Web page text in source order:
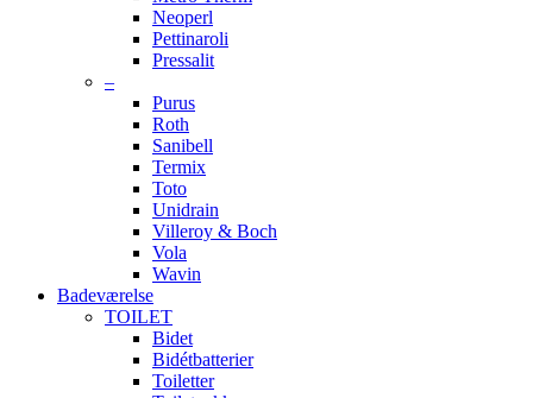
Neoperl
Pettinaroli
Pressalit
–
Purus
Roth
Sanibell
Termix
Toto
Unidrain
Villeroy & Boch
Vola
Wavin
Badeværelse
TOILET
Bidet
Bidétbatterier
Toiletter